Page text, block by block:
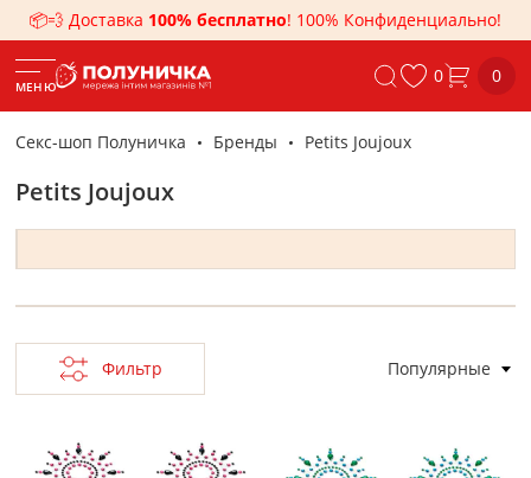
📦💨 Доставка 100% бесплатно! 100% Конфиденциально!
МЕНЮ 0 0
Секс-шоп Полуничка Бренды Petits Joujoux
Petits Joujoux
Фильтр Популярные